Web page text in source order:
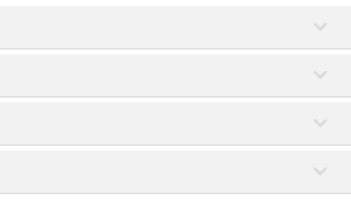
kullanınız.
pişiriniz.
mutfakta geniş hacimli yemekler
dayanıklı ve kullanışlı bir pişirme